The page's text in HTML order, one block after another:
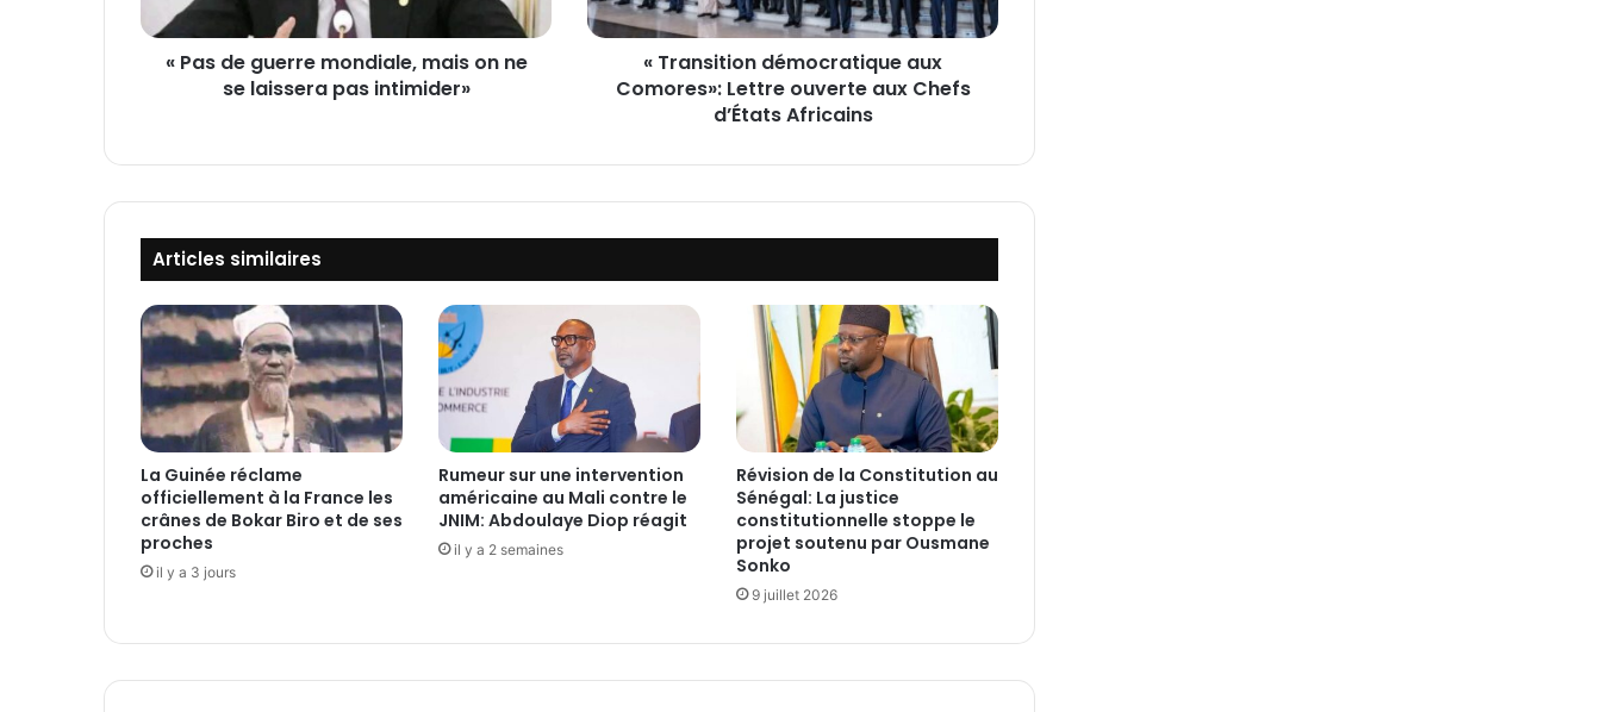
e
o
i
l
e
,
m
a
i
s
n
e
s
s
« Pas de guerre mondiale, mais on ne
se laissera pas intimider»
t
i
m
r
t
i
q
u
e
a
u
C
o
:
« Transition démocratique aux
Comores»: Lettre ouverte aux Chefs
d’États Africains
Articles similaires
La Guinée réclame
officiellement à la France les
crânes de Bokar Biro et de ses
proches
il y a 3 jours
Rumeur sur une intervention
américaine au Mali contre le
JNIM: Abdoulaye Diop réagit
il y a 2 semaines
Révision de la Constitution au
Sénégal: La justice
constitutionnelle stoppe le
projet soutenu par Ousmane
Sonko
9 juillet 2026